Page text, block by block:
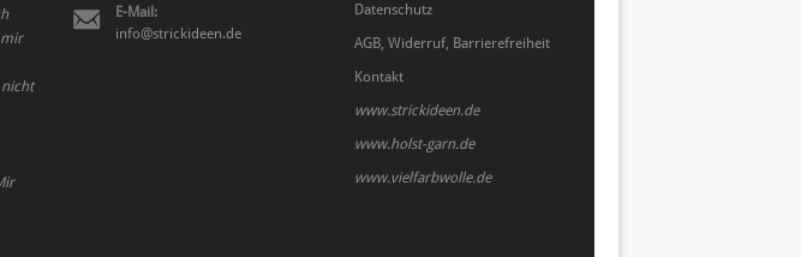
mir
nicht
E-Mail:
info@strickideen.de
Datenschutz
AGB, Widerruf, Barrierefreiheit
Kontakt
www.strickideen.de
www.holst-garn.de
www.vielfarbwolle.de